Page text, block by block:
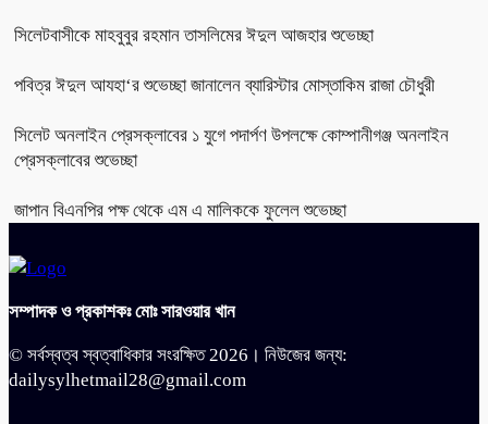
সিলেটবাসীকে মাহবুবুর রহমান তাসলিমের ঈদুল আজহার শুভেচ্ছা
পবিত্র ঈদুল আযহা‘র শুভেচ্ছা জানালেন ব্যারিস্টার মোস্তাকিম রাজা চৌধুরী
সিলেট অনলাইন প্রেসক্লাবের ১ যুগে পদার্পণ উপলক্ষে কোম্পানীগঞ্জ অনলাইন
প্রেসক্লাবের শুভেচ্ছা
জাপান বিএনপির পক্ষ থেকে এম এ মালিককে ফুলেল শুভেচ্ছা
সম্পাদক ও প্রকাশকঃ মোঃ সারওয়ার খান
© সর্বস্বত্ব স্বত্বাধিকার সংরক্ষিত 2026। নিউজের জন্য:
dailysylhetmail28@gmail.com